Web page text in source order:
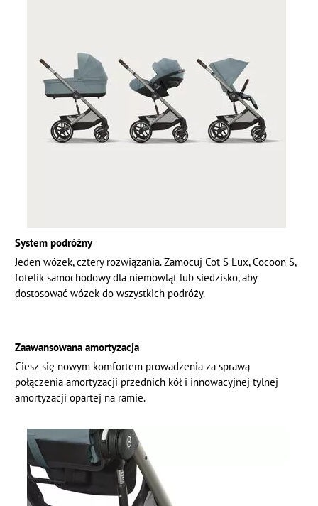
System podróżny
Jeden wózek, cztery rozwiązania. Zamocuj Cot S Lux, Cocoon S,
fotelik samochodowy dla niemowląt lub siedzisko, aby
dostosować wózek do wszystkich podróży.
Zaawansowana amortyzacja
Ciesz się nowym komfortem prowadzenia za sprawą
połączenia amortyzacji przednich kół i innowacyjnej tylnej
amortyzacji opartej na ramie.